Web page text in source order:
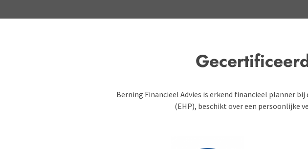
Berning Financieel Advies is erkend financieel planner
(EHP), beschikt over een persoonlijke